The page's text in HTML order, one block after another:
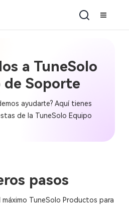
a TuneSolo
de Soporte
ayudarte? Aquí tienes
de la TuneSolo Equipo
pasos
TuneSolo Productos para